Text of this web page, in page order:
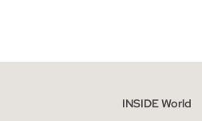
INSIDE World